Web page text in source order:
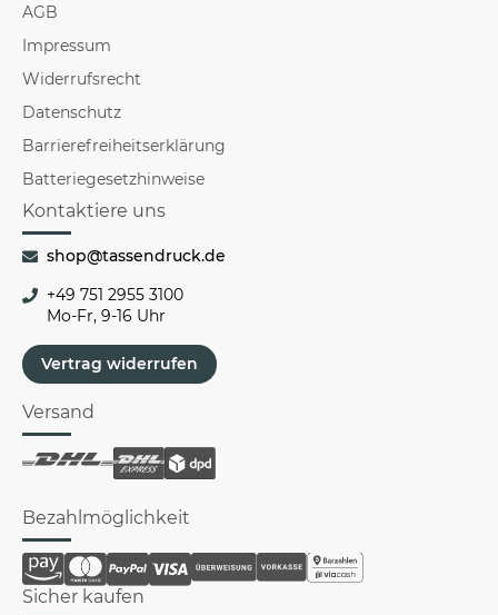
AGB
Impressum
Widerrufsrecht
Datenschutz
Barrierefreiheitserklärung
Batteriegesetzhinweise
Kontaktiere uns
shop@tassendruck.de
+49 751 2955 3100
Mo-Fr, 9-16 Uhr
Vertrag widerrufen
Versand
Bezahlmöglichkeit
Sicher kaufen